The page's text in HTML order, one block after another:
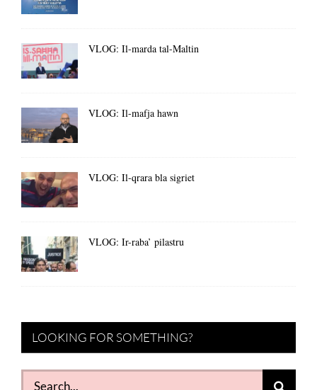
VLOG: Il-marda tal-Maltin
VLOG: Il-mafja hawn
VLOG: Il-qrara bla sigriet
VLOG: Ir-raba’ pilastru
LOOKING FOR SOMETHING?
Search